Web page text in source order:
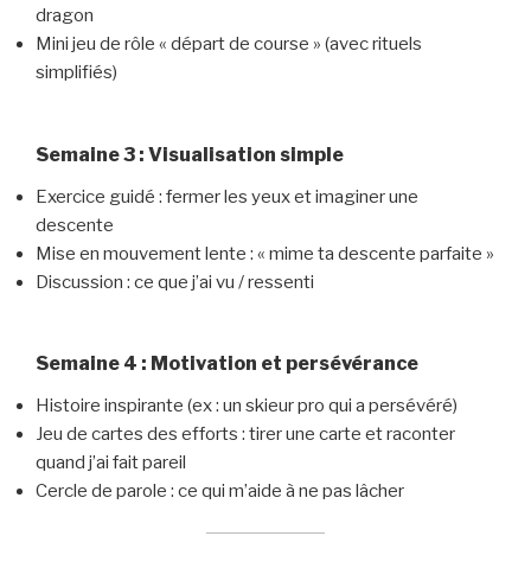
dragon
Mini jeu de rôle « départ de course » (avec rituels
simplifiés)
Semaine 3 : Visualisation simple
Exercice guidé : fermer les yeux et imaginer une
descente
Mise en mouvement lente : « mime ta descente parfaite »
Discussion : ce que j’ai vu / ressenti
Semaine 4 : Motivation et persévérance
Histoire inspirante (ex : un skieur pro qui a persévéré)
Jeu de cartes des efforts : tirer une carte et raconter
quand j’ai fait pareil
Cercle de parole : ce qui m’aide à ne pas lâcher